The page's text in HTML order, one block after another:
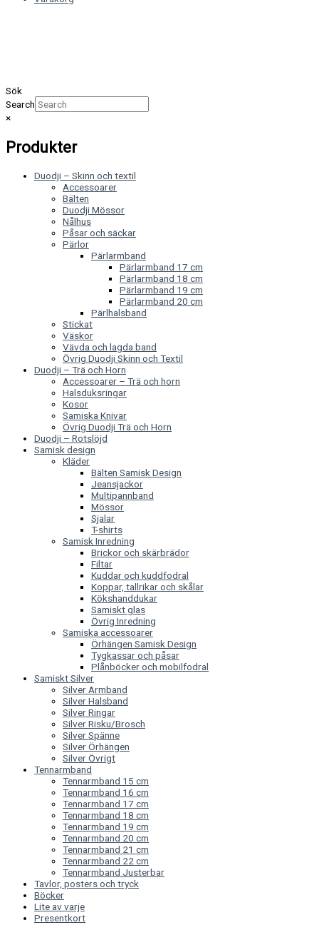
Sök
Search
×
Produkter
Duodji – Skinn och textil
Accessoarer
Bälten
Duodji Mössor
Nålhus
Påsar och säckar
Pärlor
Pärlarmband
Pärlarmband 17 cm
Pärlarmband 18 cm
Pärlarmband 19 cm
Pärlarmband 20 cm
Pärlhalsband
Stickat
Väskor
Vävda och lagda band
Övrig Duodji Skinn och Textil
Duodji – Trä och Horn
Accessoarer – Trä och horn
Halsduksringar
Kosor
Samiska Knivar
Övrig Duodji Trä och Horn
Duodji – Rotslöjd
Samisk design
Kläder
Bälten Samisk Design
Jeansjackor
Multipannband
Mössor
Sjalar
T-shirts
Samisk Inredning
Brickor och skärbrädor
Filtar
Kuddar och kuddfodral
Koppar, tallrikar och skålar
Kökshanddukar
Samiskt glas
Övrig Inredning
Samiska accessoarer
Örhängen Samisk Design
Tygkassar och påsar
Plånböcker och mobilfodral
Samiskt Silver
Silver Armband
Silver Halsband
Silver Ringar
Silver Risku/Brosch
Silver Spänne
Silver Örhängen
Silver Övrigt
Tennarmband
Tennarmband 15 cm
Tennarmband 16 cm
Tennarmband 17 cm
Tennarmband 18 cm
Tennarmband 19 cm
Tennarmband 20 cm
Tennarmband 21 cm
Tennarmband 22 cm
Tennarmband Justerbar
Tavlor, posters och tryck
Böcker
Lite av varje
Presentkort